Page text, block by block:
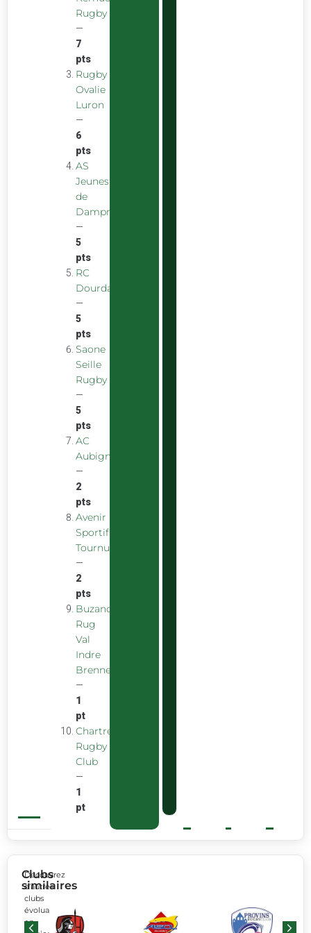
Rugby
—
7
pts
Rugby
Ovalie
Luron
—
6
pts
AS
Jeunes
de
Dampniat
—
5
pts
RC
Dourdan
—
5
pts
Saone
Seille
Rugby
—
5
pts
AC
Aubigny
—
2
pts
Avenir
Sportif
Tournus
—
2
pts
Buzancais
Rug
Val
Indre
Brenne
—
1
pt
Chartreuse
Rugby
Club
—
1
pt
Clubs
similaires
Découvrez
d’autres
clubs
évoluant
en